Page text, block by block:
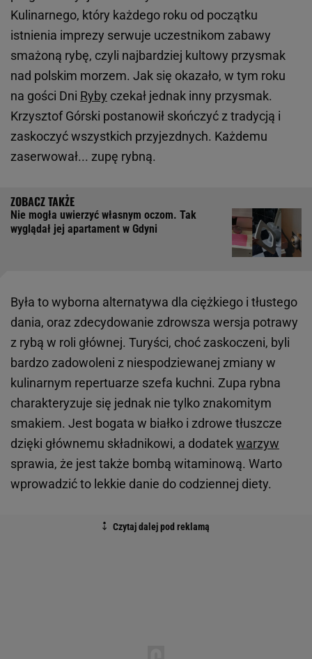
Kulinarnego, który każdego roku od początku
istnienia imprezy serwuje uczestnikom zabawy
smażoną rybę, czyli najbardziej kultowy przysmak
nad polskim morzem. Jak się okazało, w tym roku
na gości Dni Ryby czekał jednak inny przysmak.
Krzysztof Górski postanowił skończyć z tradycją i
zaskoczyć wszystkich przyjezdnych. Każdemu
zaserwował... zupę rybną.
Nie mogła uwierzyć własnym oczom. Tak
wyglądał jej apartament w Gdyni
Była to wyborna alternatywa dla ciężkiego i tłustego
dania, oraz zdecydowanie zdrowsza wersja potrawy
z rybą w roli głównej. Turyści, choć zaskoczeni, byli
bardzo zadowoleni z niespodziewanej zmiany w
kulinarnym repertuarze szefa kuchni. Zupa rybna
charakteryzuje się jednak nie tylko znakomitym
smakiem. Jest bogata w białko i zdrowe tłuszcze
dzięki głównemu składnikowi, a dodatekwarzyw
sprawia, że jest także bombą witaminową. Warto
wprowadzić to lekkie danie do codziennej diety.